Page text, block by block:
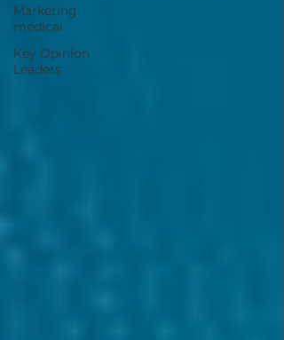
Marketing
médical
Key Opinion
Leaders